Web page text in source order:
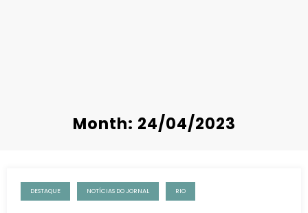
Month: 24/04/2023
DESTAQUE NOTÍCIAS DO JORNAL RIO